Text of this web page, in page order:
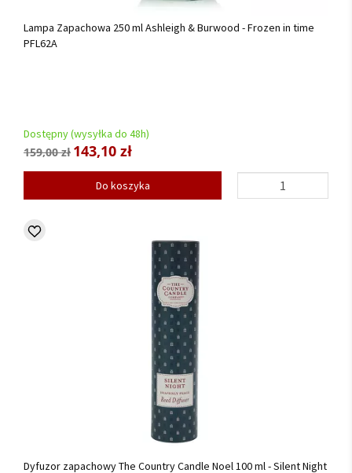
Lampa Zapachowa 250 ml Ashleigh & Burwood - Frozen in time
PFL62A
Dostępny (wysyłka do 48h)
159,00 zł 143,10 zł
Do koszyka
Dyfuzor zapachowy The Country Candle Noel 100 ml - Silent Night